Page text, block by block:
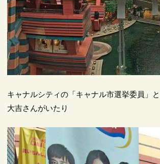
キャナルシティの「キャナル市選挙委員」
大吉さんがいたり